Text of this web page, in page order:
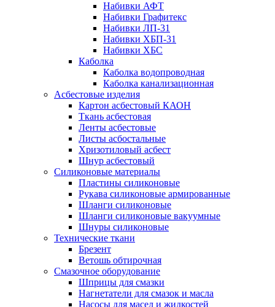
Набивки АФТ
Набивки Графитекс
Набивки ЛП-31
Набивки ХБП-31
Набивки ХБС
Каболка
Каболка водопроводная
Каболка канализационная
Асбестовые изделия
Картон асбестовый КАОН
Ткань асбестовая
Ленты асбестовые
Листы асбостальные
Хризотиловый асбеcт
Шнур асбестовый
Силиконовые материалы
Пластины силиконовые
Рукава силиконовые армированные
Шланги силиконовые
Шланги силиконовые вакуумные
Шнуры силиконовые
Технические ткани
Брезент
Ветошь обтирочная
Смазочное оборудование
Шприцы для смазки
Нагнетатели для смазок и масла
Насосы для масел и жидкостей